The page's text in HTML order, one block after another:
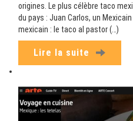
origines. Le plus célèbre taco
du pays : Juan Carlos, un
mexicain : le taco al pastor (…)
Lire la suite